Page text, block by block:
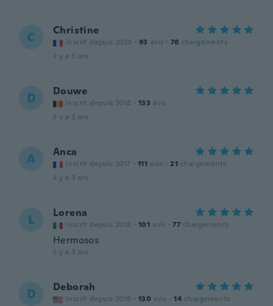
C Christine
Inscrit depuis 2020 · 93 avis · 76 chargements
il y a 3 ans
D Douwe
Inscrit depuis 2018 · 133 avis
il y a 3 ans
A Anca
Inscrit depuis 2017 · 111 avis · 21 chargements
il y a 3 ans
L Lorena
Inscrit depuis 2018 · 101 avis · 77 chargements
Hermosos
il y a 3 ans
D Deborah
Inscrit depuis 2019 · 130 avis · 14 chargements